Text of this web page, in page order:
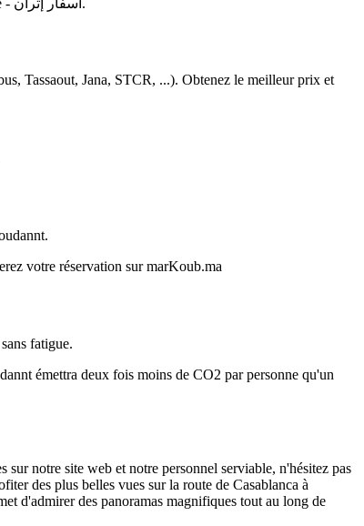
Tassaout, Jana, STCR, ...). Obtenez le meilleur prix et
votre réservation sur marKoub.ma
fatigue.
émettra deux fois moins de CO2 par personne qu'un
notre site web et notre personnel serviable, n'hésitez pas
des plus belles vues sur la route de Casablanca à
d'admirer des panoramas magnifiques tout au long de